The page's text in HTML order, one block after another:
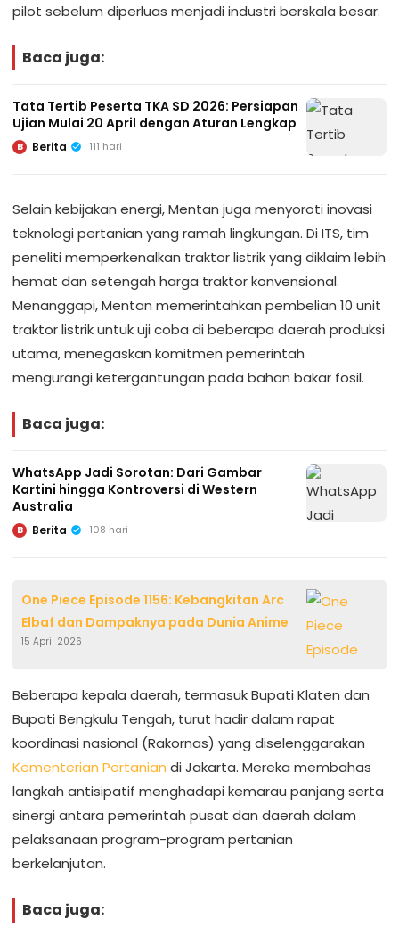
pilot sebelum diperluas menjadi industri berskala besar.
Baca juga:
Tata Tertib Peserta TKA SD 2026: Persiapan
Ujian Mulai 20 April dengan Aturan Lengkap
B Berita 111 hari
Selain kebijakan energi, Mentan juga menyoroti inovasi
teknologi pertanian yang ramah lingkungan. Di ITS, tim
peneliti memperkenalkan traktor listrik yang diklaim lebih
hemat dan setengah harga traktor konvensional.
Menanggapi, Mentan memerintahkan pembelian 10 unit
traktor listrik untuk uji coba di beberapa daerah produksi
utama, menegaskan komitmen pemerintah
mengurangi ketergantungan pada bahan bakar fosil.
Baca juga:
WhatsApp Jadi Sorotan: Dari Gambar
Kartini hingga Kontroversi di Western
Australia
B Berita 108 hari
One Piece Episode 1156: Kebangkitan Arc
Elbaf dan Dampaknya pada Dunia Anime
15 April 2026
Beberapa kepala daerah, termasuk Bupati Klaten dan
Bupati Bengkulu Tengah, turut hadir dalam rapat
koordinasi nasional (Rakornas) yang diselenggarakan
Kementerian Pertanian di Jakarta. Mereka membahas
langkah antisipatif menghadapi kemarau panjang serta
sinergi antara pemerintah pusat dan daerah dalam
pelaksanaan program-program pertanian
berkelanjutan.
Baca juga: